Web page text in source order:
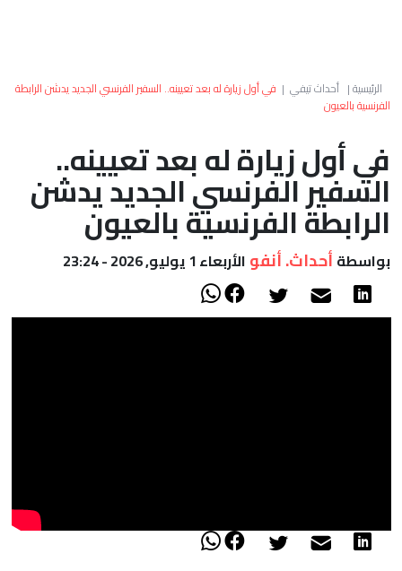
العالم
الصحراء
الرئيسية| أحداث تيفي | في أول زيارة له بعد تعيينه.. السفير الفرنسي الجديد يدشن الرابطة
الفرنسية بالعيون
في أول زيارة له بعد تعيينه..
السفير الفرنسي الجديد يدشن
الرابطة الفرنسية بالعيون
بواسطة أحداث. أنفو الأربعاء 1 يوليو, 2026 - 23:24